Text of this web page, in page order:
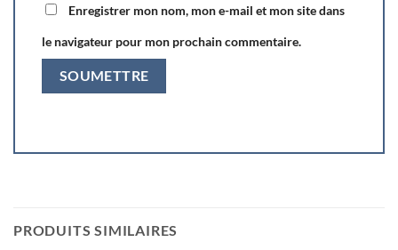
Enregistrer mon nom, mon e-mail et mon site dans
le navigateur pour mon prochain commentaire.
PRODUITS SIMILAIRES